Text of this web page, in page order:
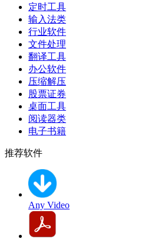
定时工具
输入法类
行业软件
文件处理
翻译工具
办公软件
压缩解压
股票证券
桌面工具
阅读器类
电子书籍
推荐软件
Any Video